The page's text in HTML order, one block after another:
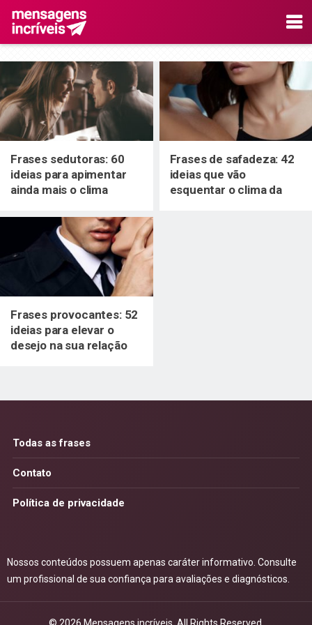
Frases sedutoras: 60
ideias para apimentar
ainda mais o clima
Frases de safadeza: 42
ideias que vão
esquentar o clima da
Frases provocantes: 52
ideias para elevar o
desejo na sua relação
Todas as frases
Contato
Política de privacidade
Nossos conteúdos possuem apenas caráter informativo. Consulte
um profissional de sua confiança para avaliações e diagnósticos.
© 2026 Mensagens incríveis . All Rights Reserved.